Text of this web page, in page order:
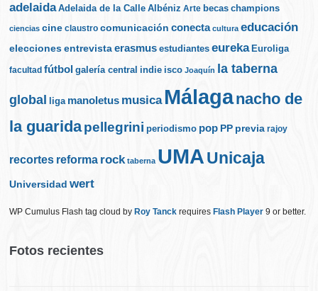
adelaida Adelaida de la Calle Albéniz Arte becas champions
ciencias cine claustro comunicación conecta cultura educación
elecciones entrevista erasmus estudiantes eureka Euroliga
facultad fútbol galería central indie isco Joaquín la taberna
global liga manoletus musica Málaganacho de
la guaridapellegrini periodismo pop PP previa rajoy
recortes reforma rock taberna UMA Unicaja
Universidad wert
WP Cumulus Flash tag cloud by Roy Tanck requires Flash Player 9 or better.
Fotos recientes